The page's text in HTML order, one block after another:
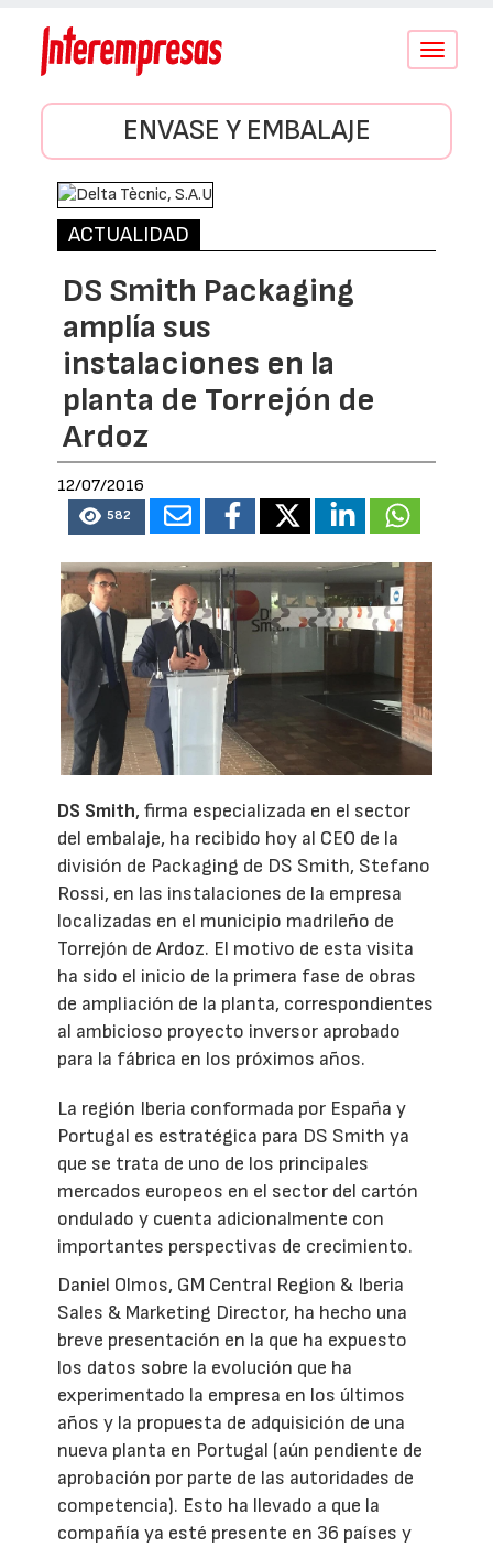
Conmutar
ENVASE Y EMBALAJE
ACTUALIDAD
DS Smith Packaging
amplía sus
instalaciones en la
planta de Torrejón de
Ardoz
12/07/2016
582
DS Smith, firma especializada en el sector
del embalaje, ha recibido hoy al CEO de la
división de Packaging de DS Smith, Stefano
Rossi, en las instalaciones de la empresa
localizadas en el municipio madrileño de
Torrejón de Ardoz. El motivo de esta visita
ha sido el inicio de la primera fase de obras
de ampliación de la planta, correspondientes
al ambicioso proyecto inversor aprobado
para la fábrica en los próximos años.
La región Iberia conformada por España y
Portugal es estratégica para DS Smith ya
que se trata de uno de los principales
mercados europeos en el sector del cartón
ondulado y cuenta adicionalmente con
importantes perspectivas de crecimiento.
Daniel Olmos, GM Central Region & Iberia
Sales & Marketing Director, ha hecho una
breve presentación en la que ha expuesto
los datos sobre la evolución que ha
experimentado la empresa en los últimos
años y la propuesta de adquisición de una
nueva planta en Portugal (aún pendiente de
aprobación por parte de las autoridades de
competencia). Esto ha llevado a que la
compañía ya esté presente en 36 países y